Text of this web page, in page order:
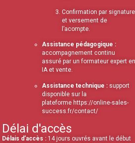
Confirmation par signature
et versement de
l’acompte.
Assistance pédagogique :
accompagnement continu
assuré par un formateur expert en
IA et vente.
Assistance technique : support
disponible sur la
plateforme https://online-sales-
success.fr/contact/
Délai d'accès
Délais d’accès : 14 jours ouvrés avant le début